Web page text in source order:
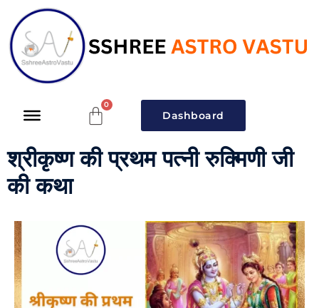
Dashboard
श्रीकृष्ण की प्रथम पत्नी रुक्मिणी जी
की कथा